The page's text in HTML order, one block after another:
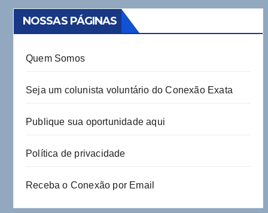
NOSSAS PÁGINAS
Quem Somos
Seja um colunista voluntário do Conexão Exata
Publique sua oportunidade aqui
Política de privacidade
Receba o Conexão por Email